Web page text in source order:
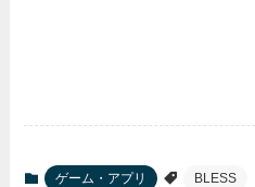
ゲーム・アプリ BLESS